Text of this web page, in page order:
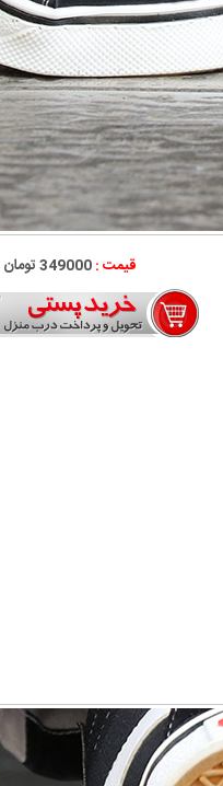
قیمت :349000 تومان